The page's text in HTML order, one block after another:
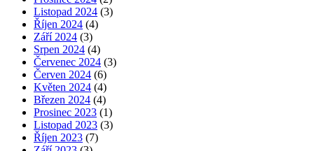
Listopad 2024 (3)
Říjen 2024 (4)
Září 2024 (3)
Srpen 2024 (4)
Červenec 2024 (3)
Červen 2024 (6)
Květen 2024 (4)
Březen 2024 (4)
Prosinec 2023 (1)
Listopad 2023 (3)
Říjen 2023 (7)